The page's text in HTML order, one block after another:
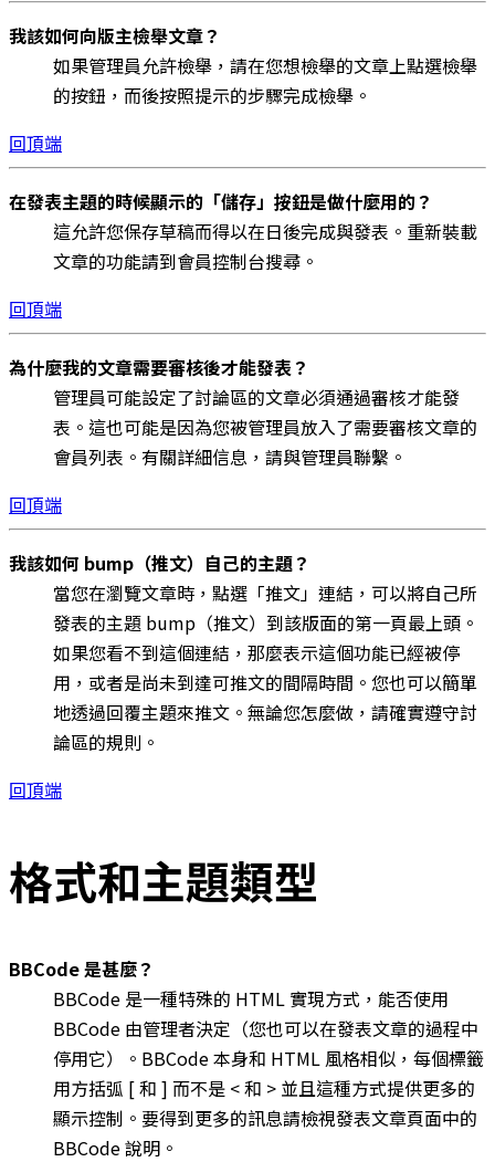
我該如何向版主檢舉文章？
如果管理員允許檢舉，請在您想檢舉的文章上點選檢舉
的按鈕，而後按照提示的步驟完成檢舉。
回頂端
在發表主題的時候顯示的「儲存」按鈕是做什麼用的？
這允許您保存草稿而得以在日後完成與發表。重新裝載
文章的功能請到會員控制台搜尋。
回頂端
為什麼我的文章需要審核後才能發表？
管理員可能設定了討論區的文章必須通過審核才能發
表。這也可能是因為您被管理員放入了需要審核文章的
會員列表。有關詳細信息，請與管理員聯繫。
回頂端
我該如何 bump（推文）自己的主題？
當您在瀏覽文章時，點選「推文」連結，可以將自己所
發表的主題 bump（推文）到該版面的第一頁最上頭。
如果您看不到這個連結，那麼表示這個功能已經被停
用，或者是尚未到達可推文的間隔時間。您也可以簡單
地透過回覆主題來推文。無論您怎麼做，請確實遵守討
論區的規則。
回頂端
格式和主題類型
BBCode 是甚麼？
BBCode 是一種特殊的 HTML 實現方式，能否使用
BBCode 由管理者決定（您也可以在發表文章的過程中
停用它）。BBCode 本身和 HTML 風格相似，每個標籤
用方括弧 [ 和 ] 而不是 < 和 > 並且這種方式提供更多的
顯示控制。要得到更多的訊息請檢視發表文章頁面中的
BBCode 說明。